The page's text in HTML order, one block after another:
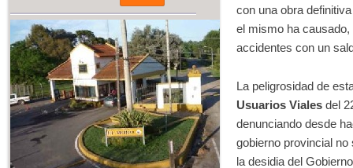
con una obra
el mismo ha
accidentes con un
La peligrosidad de
Usuarios Viales del
denunciando desde
gobierno provincial
la desidia del